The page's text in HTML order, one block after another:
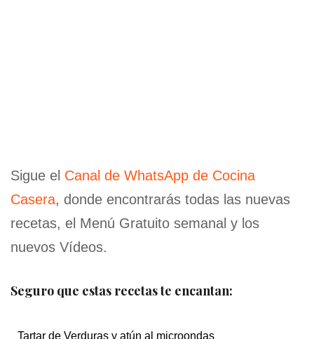
Sigue el Canal de WhatsApp de Cocina
Casera, donde encontrarás todas las nuevas
recetas, el Menú Gratuito semanal y los
nuevos Vídeos.
Seguro que estas recetas te encantan:
Tartar de Verduras y atún al microondas